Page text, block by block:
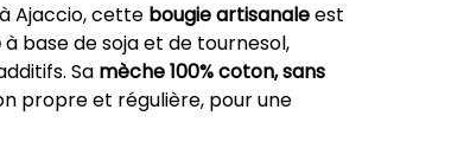
Ajaccio, cette bougie artisanaleest
à base de soja et de tournesol,
Sa mèche 100% coton, sans
propre et régulière, pour une